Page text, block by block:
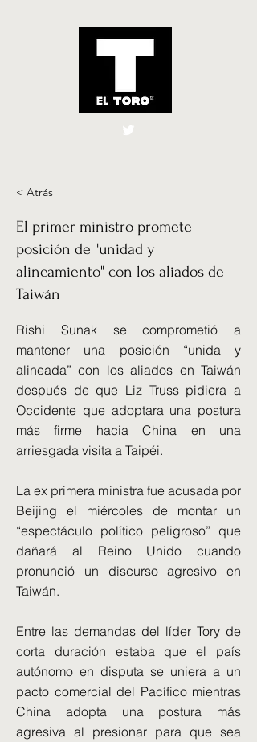
El Toro España
< Atrás
El primer ministro promete
posición de "unidad y
alineamiento" con los aliados de
Taiwán
Rishi Sunak se comprometió a
mantener una posición “unida y
alineada” con los aliados en Taiwán
después de que Liz Truss pidiera a
Occidente que adoptara una postura
más firme hacia China en una
arriesgada visita a Taipéi.
La ex primera ministra fue acusada por
Beijing el miércoles de montar un
“espectáculo político peligroso” que
dañará al Reino Unido cuando
pronunció un discurso agresivo en
Taiwán.
Entre las demandas del líder Tory de
corta duración estaba que el país
autónomo en disputa se uniera a un
pacto comercial del Pacífico mientras
China adopta una postura más
agresiva al presionar para que sea